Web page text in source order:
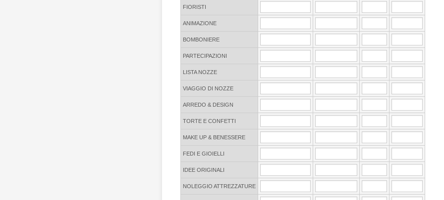
FIORISTI
ANIMAZIONE
BOMBONIERE
PARTECIPAZIONI
LISTA NOZZE
VIAGGIO DI NOZZE
ARREDO & DESIGN
TORTE E CONFETTI
MAKE UP & BENESSERE
FEDI E GIOIELLI
IDEE ORIGINALI
NOLEGGIO ATTREZZATURE